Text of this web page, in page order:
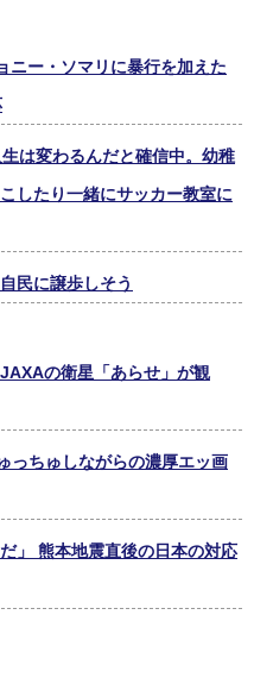
ニー・ソマリに暴行を加えた
は変わるんだと確信中。幼稚
したり一緒にサッカー教室に
民に譲歩しそう
の衛星「あらせ」が観
っちゅしながらの濃厚エッ画
」 熊本地震直後の日本の対応